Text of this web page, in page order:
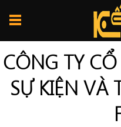
CÔNG TY
SỰ KIỆN VÀ